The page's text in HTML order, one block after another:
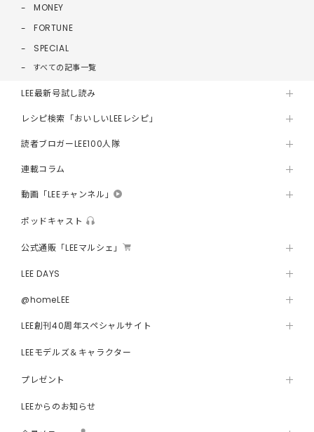
MONEY
FORTUNE
SPECIAL
すべての記事一覧
LEE最新号試し読み
レシピ検索「おいしいLEEレシピ」
読者ブロガーLEE100人隊
連載コラム
動画「LEEチャンネル」
ポッドキャスト
公式通販「LEEマルシェ」
LEE DAYS
@homeLEE
LEE創刊40周年スペシャルサイト
LEEモデルズ＆キャラクター
プレゼント
LEEからのお知らせ